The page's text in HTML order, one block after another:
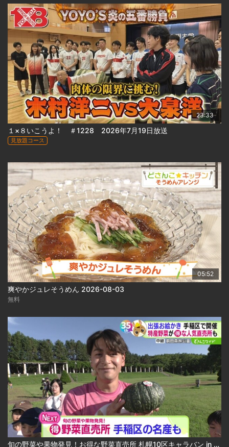
23:33
１×８いこうよ！ ＃1228 2026年7月19日放送
見放題コース
05:52
爽やかジュレそうめん 2026-08-03
無料
旬の野菜や果物発見！お得な野菜直売所 札幌10区キャラバン in 手稲区 2026-08-03